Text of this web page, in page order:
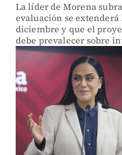
La líder de Morena
evaluación se extenderá
diciembre y que el
debe prevalecer sobre
individuales.